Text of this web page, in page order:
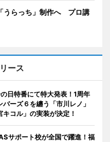
うらっち」制作へ プロ講
ース
日特番にて特大発表！1周年
ーズ６を纏う「市川レノ」
コル」の実装が決定！
サポート校が全国で躍進！福